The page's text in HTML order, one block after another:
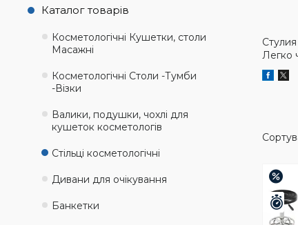
Легко
Каталог товарів
Косметологічні Кушетки, столи
Масажні
Косметологічні Столи -Тумби
-Візки
Валики, подушки, чохлі для
кушеток косметологів
Стільці косметологічні
Дивани для очікування
Банкетки